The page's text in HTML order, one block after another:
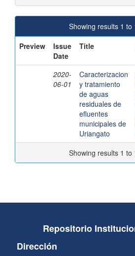
Showing results 1 to
Preview
Issue
Date
Title
2020-
06-01
Caracterizacion
y tratamiento
de aguas
residuales de
efluentes
municipales de
Uriangato
Showing results 1 to
Repositorio
Dirección